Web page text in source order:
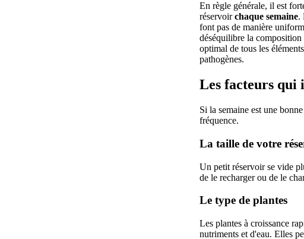
En règle générale, il est
réservoirchaque semaine.
font pas de manière
déséquilibre la
optimal de tous les
pathogènes.
Les facteurs qui
Si la semaine est une
fréquence.
La taille de votre
Un petit réservoir se vide
de le recharger ou de le
Le type de plantes
Les plantes à croissance
nutriments et d'eau. Elles